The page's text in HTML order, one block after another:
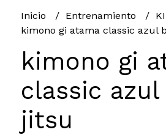
Inicio Entrenamiento
kimono gi atama classic azul
kimono gi
classic
jitsu